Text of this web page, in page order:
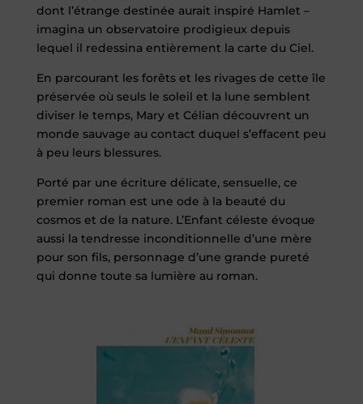
dont l’étrange destinée aurait inspiré Hamlet –
imagina un observatoire prodigieux depuis
lequel il redessina entièrement la carte du Ciel.
En parcourant les forêts et les rivages de cette île
préservée où seuls le soleil et la lune semblent
diviser le temps, Mary et Célian découvrent un
monde sauvage au contact duquel s’effacent peu
à peu leurs blessures.
Porté par une écriture délicate, sensuelle, ce
premier roman est une ode à la beauté du
cosmos et de la nature. L’Enfant céleste évoque
aussi la tendresse inconditionnelle d’une mère
pour son fils, personnage d’une grande pureté
qui donne toute sa lumière au roman.